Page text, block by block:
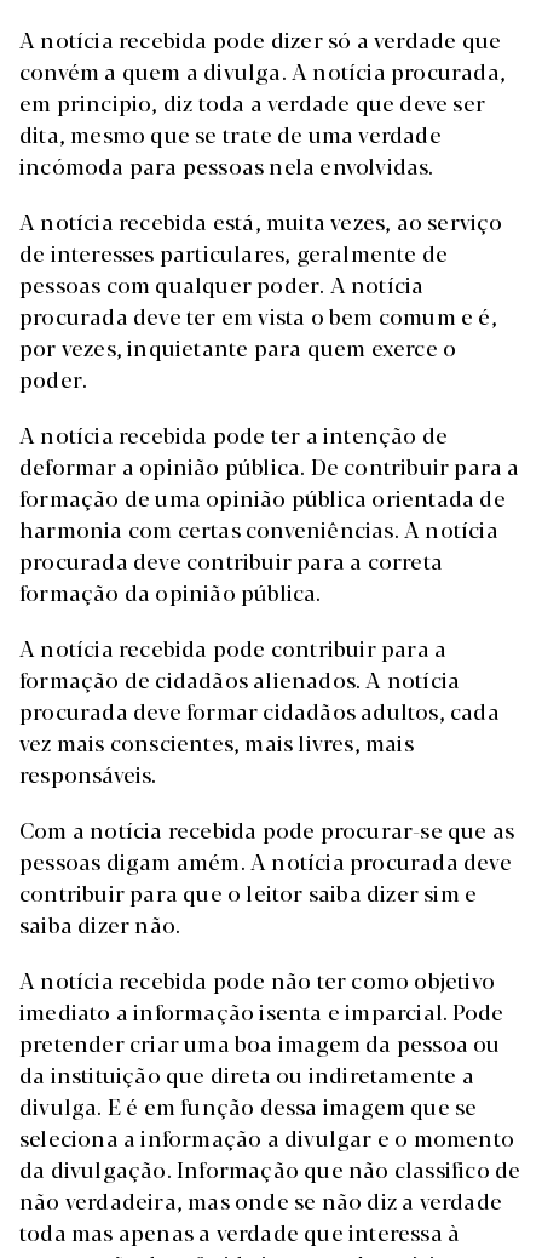
A notícia recebida pode dizer só a verdade que
convém a quem a divulga. A notícia procurada,
em principio, diz toda a verdade que deve ser
dita, mesmo que se trate de uma verdade
incómoda para pessoas nela envolvidas.
A notícia recebida está, muita vezes, ao serviço
de interesses particulares, geralmente de
pessoas com qualquer poder. A notícia
procurada deve ter em vista o bem comum e é,
por vezes, inquietante para quem exerce o
poder.
A notícia recebida pode ter a intenção de
deformar a opinião pública. De contribuir para a
formação de uma opinião pública orientada de
harmonia com certas conveniências. A notícia
procurada deve contribuir para a correta
formação da opinião pública.
A notícia recebida pode contribuir para a
formação de cidadãos alienados. A notícia
procurada deve formar cidadãos adultos, cada
vez mais conscientes, mais livres, mais
responsáveis.
Com a notícia recebida pode procurar-se que as
pessoas digam amém. A notícia procurada deve
contribuir para que o leitor saiba dizer sim e
saiba dizer não.
A notícia recebida pode não ter como objetivo
imediato a informação isenta e imparcial. Pode
pretender criar uma boa imagem da pessoa ou
da instituição que direta ou indiretamente a
divulga. E é em função dessa imagem que se
seleciona a informação a divulgar e o momento
da divulgação. Informação que não classifico de
não verdadeira, mas onde se não diz a verdade
toda mas apenas a verdade que interessa à